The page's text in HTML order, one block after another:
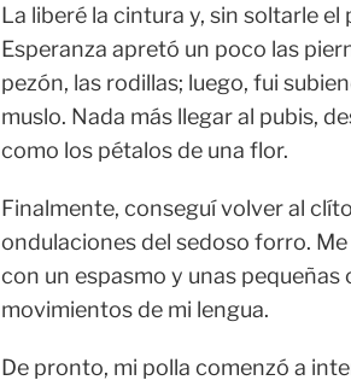
La liberé la cintura y, sin soltarle
Esperanza apretó un poco las
pezón, las rodillas; luego, fui
muslo. Nada más llegar al pubis,
como los pétalos de una flor.
Finalmente, conseguí volver al
ondulaciones del sedoso forro.
con un espasmo y unas
movimientos de mi lengua.
De pronto, mi polla comenzó a